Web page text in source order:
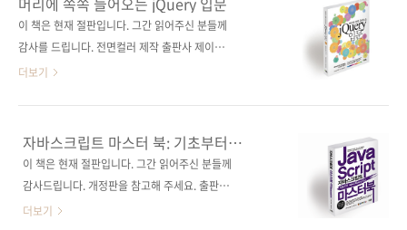
Node.js / HTML5 / CoffeeScript /
Backbone.js / Yahoo! UI분 야 프로..
줄 가이드가 없는 실정입니다. 이 책은 수많은 자
바스크립트 라이브러리와 jQuery 플러그인들
있는 111가지의 라이브러리를 엄선하여 샘플 소
스와 함께 소개하고 있습니다. UI(사용자 인터페
등 총 5개의 주요 파트로 나눠져 있으며, 각 라이
브러리는 먼저 명료한 설명을 제공해준 후에 라
이브러리의 URL과 필요한 파일 등을 표 형식으
로 보여주고 있습니..
이 책은 현재 절판입니다. 그간 읽어주신 분들께
감사를 드립니다. 전면컬러 제작 출판사 제이펍
원출판사 기술평론사(技術評論社) 원서명 Web
津戸壮) 역자명 정인식 출판일 2012년 7월 26
일 페이지 308쪽 판 형 4*6배판 변형
(188*245) 반양장(Soft Cover) 정 가 25,000
93560 분 야 웹 프로그래밍 / 웹 디자인 키워드
더보기
자바스크립트 마스터 북: 기초부터
Ajax/jQuery까지
이 책은 현재 절판입니다. 그간 읽어주신 분들께
감사드립니다. 개정판을 참고해 주세요. 출판사
제이펍 원출판사 기술평론사(技術評論社) 원서
더보기